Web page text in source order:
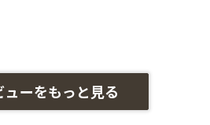
ューをもっと見る